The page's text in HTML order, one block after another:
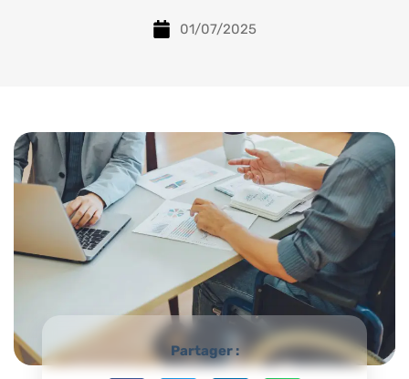
01/07/2025
Partager :